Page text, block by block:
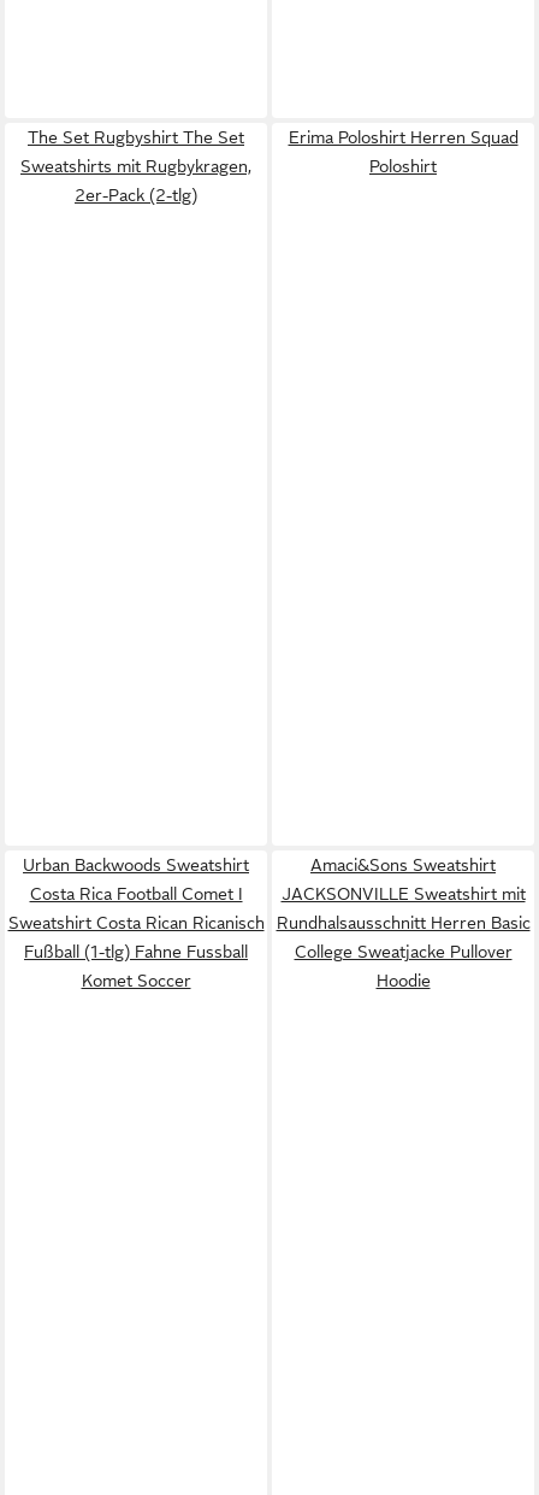
The Set Rugbyshirt The Set
Sweatshirts mit Rugbykragen,
2er-Pack (2-tlg)
Erima Poloshirt Herren Squad
Poloshirt
Urban Backwoods Sweatshirt
Costa Rica Football Comet I
Sweatshirt Costa Rican Ricanisch
Fußball (1-tlg) Fahne Fussball
Komet Soccer
Amaci&Sons Sweatshirt
JACKSONVILLE Sweatshirt mit
Rundhalsausschnitt Herren Basic
College Sweatjacke Pullover
Hoodie